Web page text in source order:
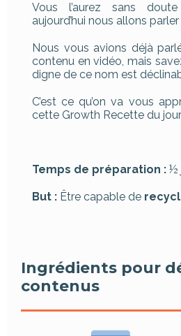
Vous l’aurez sans
aujourd’hui nous allons
Nous vous avions déjà
contenu en vidéo, mais
digne de ce nom est
C’est ce qu’on va vous
cette Growth Recette du jour
Temps de préparation : ½
But : Être capable de
Ingrédients pour
contenus